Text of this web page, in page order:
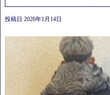
投稿日 2026年1月14日